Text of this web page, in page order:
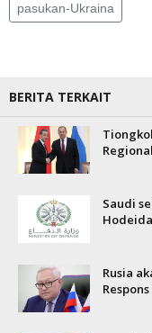
pasukan-Ukraina
BERITA TERKAIT
Saudi
Rusia